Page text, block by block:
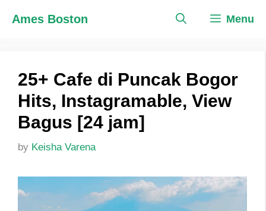
Ames Boston Menu
25+ Cafe di Puncak Bogor
Hits, Instagramable, View
Bagus [24 jam]
by Keisha Varena